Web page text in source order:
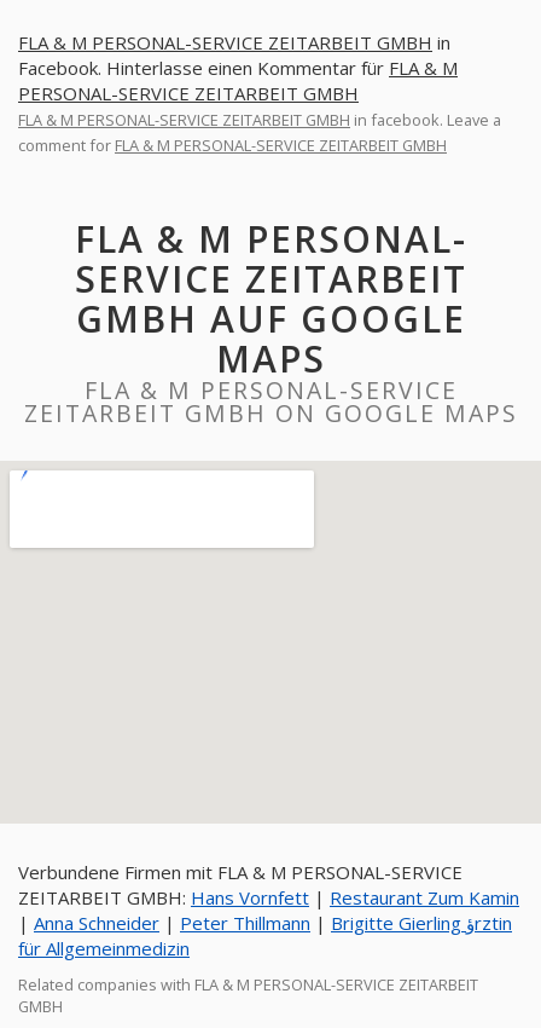
FLA & M PERSONAL-SERVICE ZEITARBEIT GMBH in
Facebook. Hinterlasse einen Kommentar für FLA & M
PERSONAL-SERVICE ZEITARBEIT GMBH
FLA & M PERSONAL-SERVICE ZEITARBEIT GMBH in facebook. Leave a
comment for FLA & M PERSONAL-SERVICE ZEITARBEIT GMBH
FLA & M PERSONAL-
SERVICE ZEITARBEIT
GMBH AUF GOOGLE
MAPS
FLA & M PERSONAL-SERVICE
ZEITARBEIT GMBH ON GOOGLE MAPS
Verbundene Firmen mit FLA & M PERSONAL-SERVICE
ZEITARBEIT GMBH: Hans Vornfett | Restaurant Zum Kamin
| Anna Schneider | Peter Thillmann | Brigitte Gierling ؤrztin
für Allgemeinmedizin
Related companies with FLA & M PERSONAL-SERVICE ZEITARBEIT
GMBH